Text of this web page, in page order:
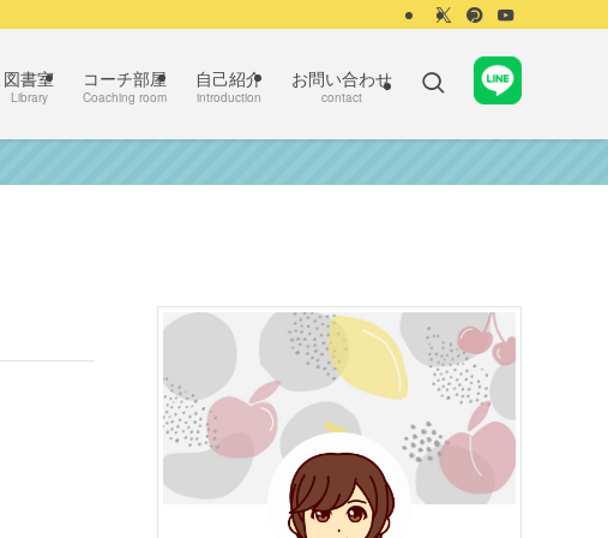
図書室
Library
コーチ部屋
Coaching room
自己紹介
introduction
お問い合わせ
contact